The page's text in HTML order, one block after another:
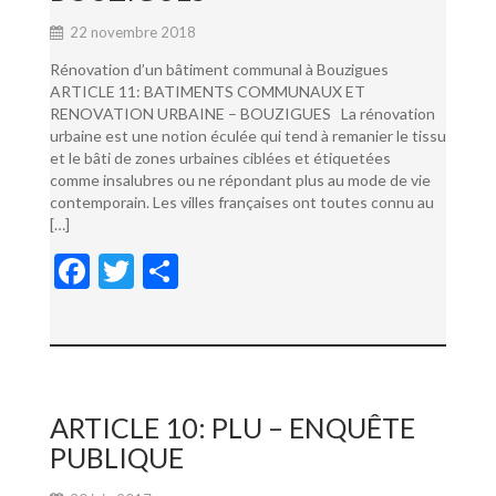
22 novembre 2018
Rénovation d’un bâtiment communal à Bouzigues
ARTICLE 11: BATIMENTS COMMUNAUX ET
RENOVATION URBAINE – BOUZIGUES La rénovation
urbaine est une notion éculée qui tend à remanier le tissu
et le bâti de zones urbaines ciblées et étiquetées
comme insalubres ou ne répondant plus au mode de vie
contemporain. Les villes françaises ont toutes connu au
[…]
F
e
o
o
k
T
itt ta
er
ARTICLE 10: PLU – ENQUÊTE
PUBLIQUE